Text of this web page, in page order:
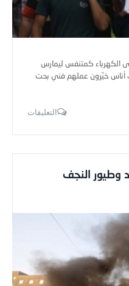
الكهرباء كمتنفس ليمارس
أناس خيِّرون عملهم فني بحت
التعليقات
وطيور النجف